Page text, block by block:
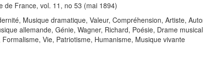
de France, vol. 11, no 53 (mai 1894)
Musique dramatique, Valeur, Compréhension, Artiste,
allemande, Génie, Wagner, Richard, Poésie, Drame
Vie, Patriotisme, Humanisme, Musique vivante